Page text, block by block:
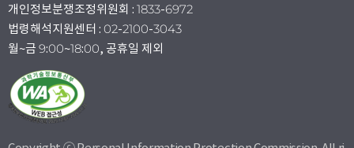
개인정보분쟁조정위원회 : 1833-6972
법령해석지원센터 : 02-2100-3043
월~금 9:00~18:00, 공휴일 제외